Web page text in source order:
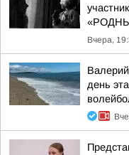
Вчера,
день